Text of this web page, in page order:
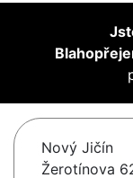
Nový Jičín
Žerotínova